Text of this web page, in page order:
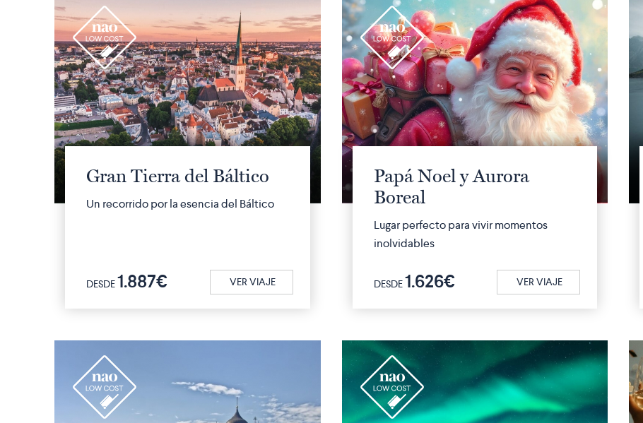
r
Gran Tierra del Báltico
Un recorrido por la esencia del Báltico
DESDE1.887€ VER VIAJE
r
Papá Noel y Aurora
Boreal
Lugar perfecto para vivir momentos
inolvidables
DESDE1.626€ VER VIAJE
r r